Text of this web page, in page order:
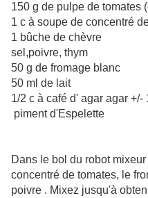
150 g de pulpe de tomates
1 c à soupe de concentré
1 bûche de chèvre
sel,poivre, thym
50 g de fromage blanc
50 ml de lait
1/2 c à café d' agar agar +/-
piment d'Espelette
Dans le bol du robot
concentré de tomates, le
poivre . Mixez jusqu'à